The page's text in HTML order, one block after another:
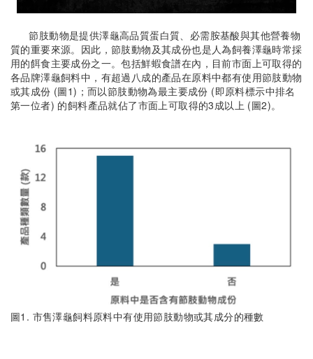
節肢動物是提供澤龜高品質蛋白質、必需胺基酸與其他營養物
質的重要來源。因此，節肢動物及其成份也是人為飼養澤龜時常採
用的餌食主要成份之一。包括鮮蝦食譜在內，目前市面上可取得的
各品牌澤龜飼料中，有超過八成的產品在原料中都有使用節肢動物
或其成份 (圖1)；而以節肢動物為最主要成份 (即原料標示中排名
第一位者) 的飼料產品就佔了市面上可取得的3成以上 (圖2)。
圖1. 市售澤龜飼料原料中有使用節肢動物或其成分的種數